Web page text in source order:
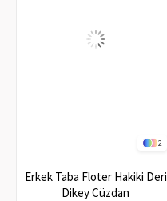
2
Erkek Taba Floter Hakiki Deri
Dikey Cüzdan